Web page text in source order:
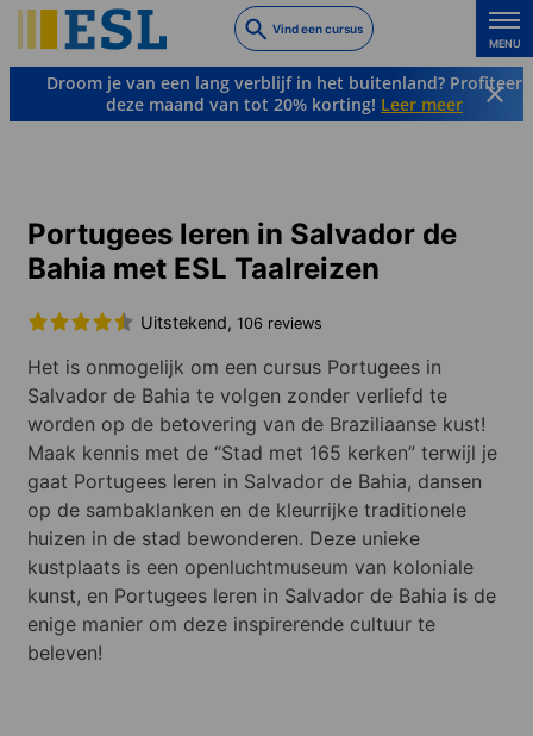
to
main
content
Vind een cursus
MENU
Droom je van een lang verblijf in het buitenland? Profiteer
deze maand van tot 20% korting! Leer meer
Portugees leren in Salvador de
Bahia met ESL Taalreizen
Uitstekend, 106 reviews
Het is onmogelijk om een cursus Portugees in
Salvador de Bahia te volgen zonder verliefd te
worden op de betovering van de Braziliaanse kust!
Maak kennis met de “Stad met 165 kerken” terwijl je
gaat Portugees leren in Salvador de Bahia, dansen
op de sambaklanken en de kleurrijke traditionele
huizen in de stad bewonderen. Deze unieke
kustplaats is een openluchtmuseum van koloniale
kunst, en Portugees leren in Salvador de Bahia is de
enige manier om deze inspirerende cultuur te
beleven!